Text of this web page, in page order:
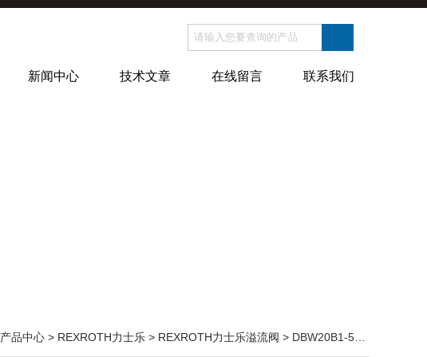
新闻中心 技术文章 在线留言 联系我们
产品中心 > REXROTH力士乐 > REXROTH力士乐溢流阀 > DBW20B1-5X/200-6德国REXROTH力士乐电磁溢流阀 DBW系列